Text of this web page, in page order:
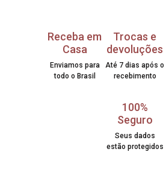
Receba em
Casa
Enviamos para
todo o Brasil
Trocas e
devoluções
Até 7 dias após o
recebimento
100%
Seguro
Seus dados
estão protegidos